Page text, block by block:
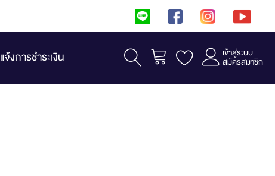
แจ้งการชำระเงิน รถเข็น เข้าสู่ระบบ
สมัครสมาชิก